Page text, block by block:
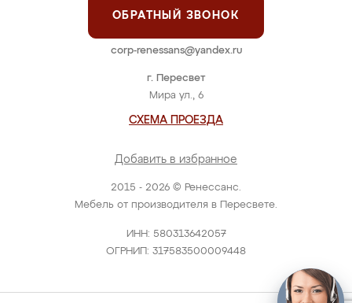
2015 - 2026 © Ренессанс.
Мебель от производителя в Пересвете.
ИНН: 580313642057
ОГРНИП: 317583500009448
г. Пересвет
Мира ул., 6
СХЕМА ПРОЕЗДА
Добавить в избранное
ОБРАТНЫЙ ЗВОНОК
corp-renessans@yandex.ru